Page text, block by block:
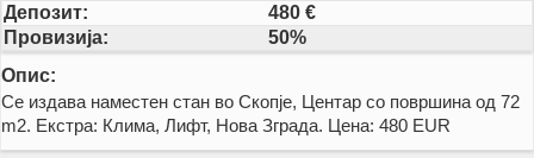
Депозит:
480 €
Провизија:
50%
Опис:
Се издава наместен стан во Скопје, Центар со површина од 72
m2. Екстра: Клима, Лифт, Нова Зграда. Цена: 480 EUR